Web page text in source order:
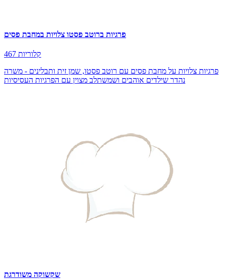
פרגיות ברוטב פסטו צלויות במחבת פסים
467 קלוריות
פרגיות צלויות על מחבת פסים עם רוטב פסטו, שמן זית ותבלינים - משרה
נהדר שילדים אוהבים ושמשתלב מצוין עם הפרגיות העסיסיות
שקשוקה משודרגת